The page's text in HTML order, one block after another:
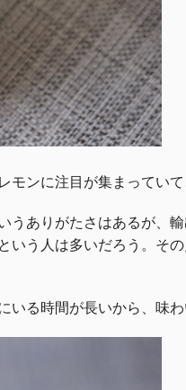
ンに注目が集まっていて
うありがたさはあるが、
いう人は多いだろう。そ
る時間が長いから、味わ